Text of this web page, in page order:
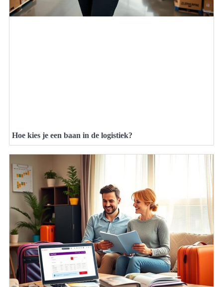
Hoe kies je een baan in de logistiek?